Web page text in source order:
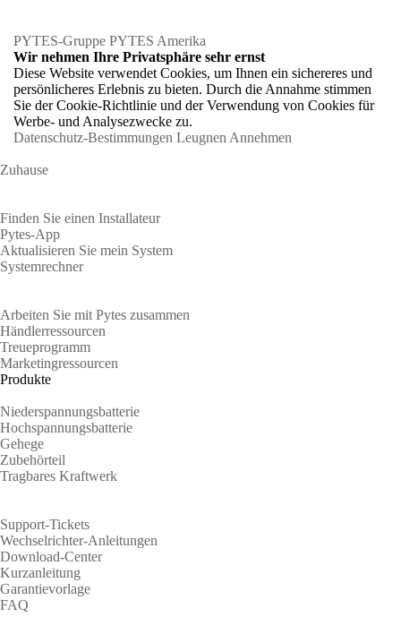
PYTES-Gruppe PYTES Amerika
Wir nehmen Ihre Privatsphäre sehr ernst
Diese Website verwendet Cookies, um Ihnen ein sichereres und
persönlicheres Erlebnis zu bieten. Durch die Annahme stimmen
Sie der Cookie-Richtlinie und der Verwendung von Cookies für
Werbe- und Analysezwecke zu.
Datenschutz-Bestimmungen Leugnen Annehmen
Zuhause
Finden Sie einen Installateur
Pytes-App
Aktualisieren Sie mein System
Systemrechner
Arbeiten Sie mit Pytes zusammen
Händlerressourcen
Treueprogramm
Marketingressourcen
Produkte
Niederspannungsbatterie
Hochspannungsbatterie
Gehege
Zubehörteil
Tragbares Kraftwerk
Support-Tickets
Wechselrichter-Anleitungen
Download-Center
Kurzanleitung
Garantievorlage
FAQ